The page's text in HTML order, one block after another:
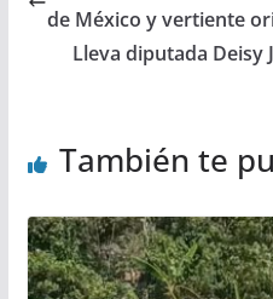
de México y vertiente
Lleva diputada Deisy
También te